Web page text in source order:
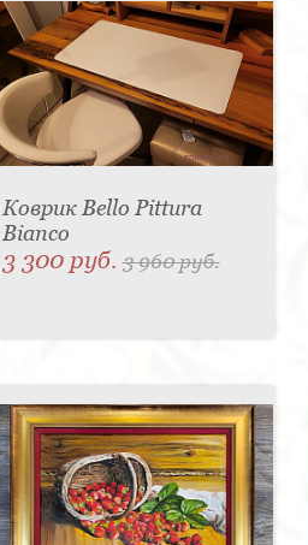
Коврик Bello Pittura
Bianco
3 300 руб.3 960 руб.